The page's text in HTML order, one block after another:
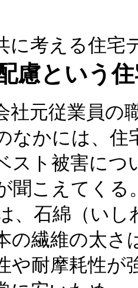
に考える住宅
慮という
社元従業員の
なかには、
スト被害につ
聞こえてくる
、石綿（い
の繊維の太さ
や耐摩耗性